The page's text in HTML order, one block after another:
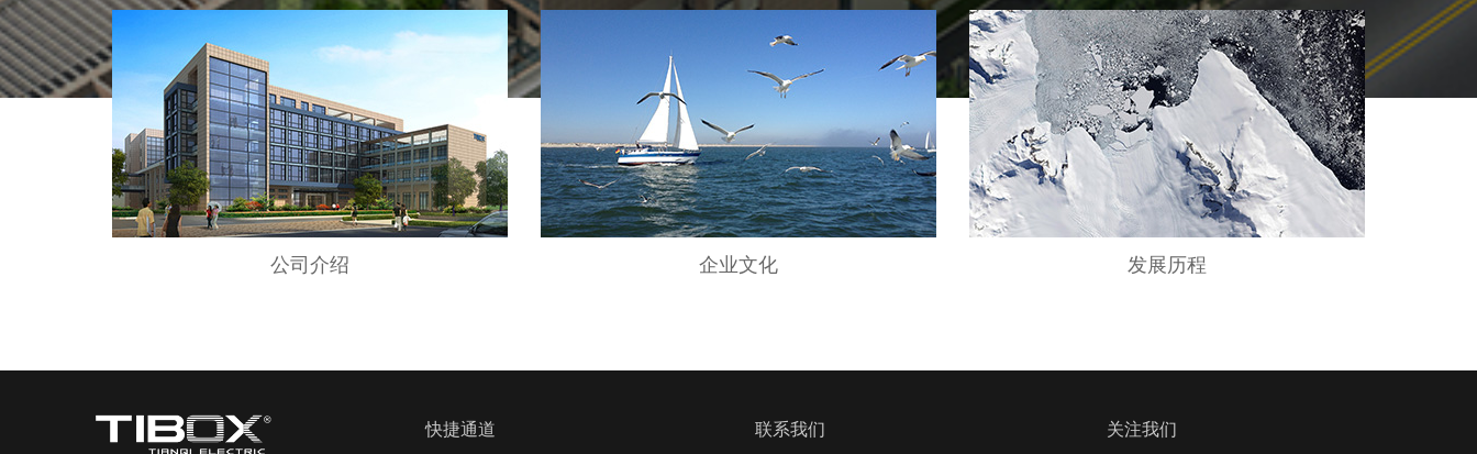
公司介绍 企业文化 发展历程
快捷通道 联系我们 关注我们